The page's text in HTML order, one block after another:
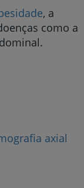
, a
como a
axial